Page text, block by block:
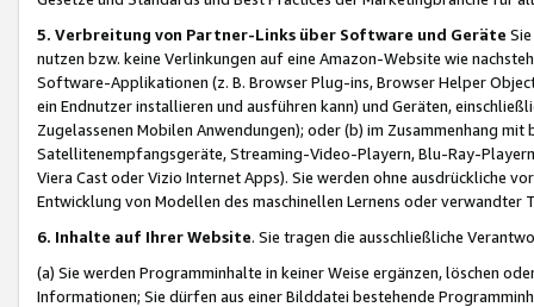
5. Verbreitung von Partner-Links über Software und Geräte
nutzen bzw. keine Verlinkungen auf eine Amazon-Website wie
Software-Applikationen (z. B. Browser Plug-ins, Browser Helper
ein Endnutzer installieren und ausführen kann) und Geräten,
Zugelassenen Mobilen Anwendungen); oder (b) im Zusammenhang
Satellitenempfangsgeräte, Streaming-Video-Playern, Blu-Ray-
Viera Cast oder Vizio Internet Apps). Sie werden ohne ausdrückliche
Entwicklung von Modellen des maschinellen Lernens oder
6. Inhalte auf Ihrer Website. Sie tragen die ausschließliche
(a) Sie werden Programminhalte in keiner Weise ergänzen, löschen
Informationen; Sie dürfen aus einer Bilddatei bestehende